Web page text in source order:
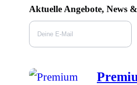
Aktuelle Angebote, News